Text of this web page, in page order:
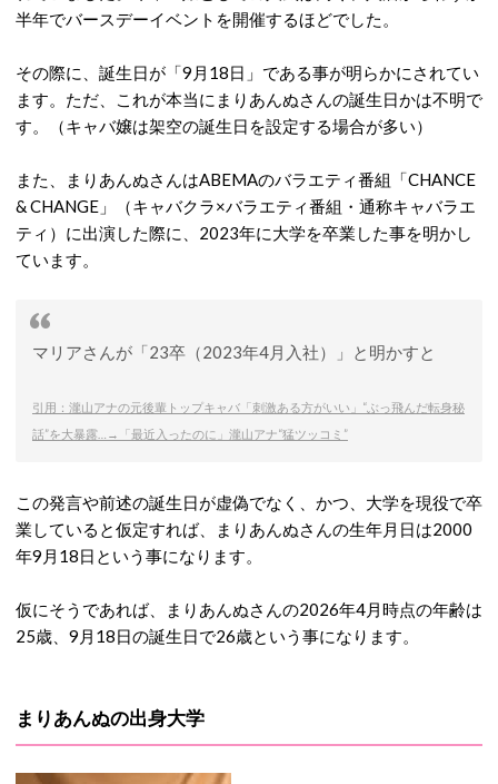
半年でバースデーイベントを開催するほどでした。
その際に、誕生日が「9月18日」である事が明らかにされてい
ます。ただ、これが本当にまりあんぬさんの誕生日かは不明で
す。（キャバ嬢は架空の誕生日を設定する場合が多い）
また、まりあんぬさんはABEMAのバラエティ番組「CHANCE
& CHANGE」（キャバクラ×バラエティ番組・通称キャバラエ
ティ）に出演した際に、2023年に大学を卒業した事を明かし
ています。
マリアさんが「23卒（2023年4月入社）」と明かすと
引用：瀧山アナの元後輩トップキャバ「刺激ある方がいい」“ぶっ飛んだ転身秘
話”を大暴露…→「最近入ったのに」瀧山アナ“猛ツッコミ”
この発言や前述の誕生日が虚偽でなく、かつ、大学を現役で卒
業していると仮定すれば、まりあんぬさんの生年月日は2000
年9月18日という事になります。
仮にそうであれば、まりあんぬさんの2026年4月時点の年齢は
25歳、9月18日の誕生日で26歳という事になります。
まりあんぬの出身大学